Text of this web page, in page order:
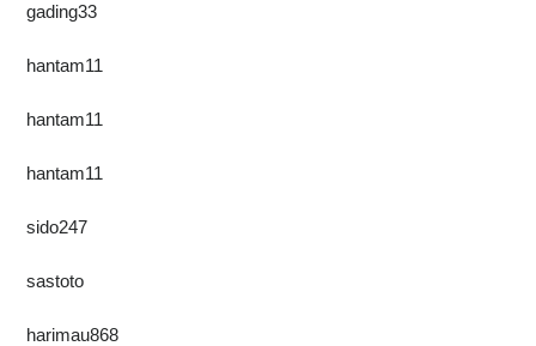
gading33
hantam11
hantam11
hantam11
sido247
sastoto
harimau868